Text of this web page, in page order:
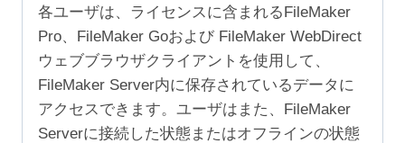
各ユーザは、ライセンスに含まれるFileMaker
Pro、FileMaker Goおよび FileMaker WebDirect
ウェブブラウザクライアントを使用して、
FileMaker Server内に保存されているデータに
アクセスできます。ユーザはまた、FileMaker
Serverに接続した状態またはオフラインの状態